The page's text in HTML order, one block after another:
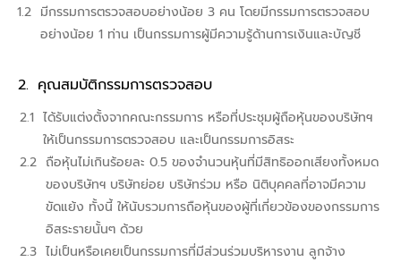
มีกรรมการตรวจสอบอย่างน้อย 3 คน โดยมีกรรมการตรวจสอบ
อย่างน้อย 1 ท่าน เป็นกรรมการผู้มีความรู้ด้านการเงินและบัญชี
คุณสมบัติกรรมการตรวจสอบ
ได้รับแต่งตั้งจากคณะกรรมการ หรือที่ประชุมผู้ถือหุ้นของบริษัทฯ
ให้เป็นกรรมการตรวจสอบ และเป็นกรรมการอิสระ
ถือหุ้นไม่เกินร้อยละ 0.5 ของจำนวนหุ้นที่มีสิทธิออกเสียงทั้งหมด
ของบริษัทฯ บริษัทย่อย บริษัทร่วม หรือ นิติบุคคลที่อาจมีความ
ขัดแย้ง ทั้งนี้ ให้นับรวมการถือหุ้นของผู้ที่เกี่ยวข้องของกรรมการ
อิสระรายนั้นๆ ด้วย
ไม่เป็นหรือเคยเป็นกรรมการที่มีส่วนร่วมบริหารงาน ลูกจ้าง